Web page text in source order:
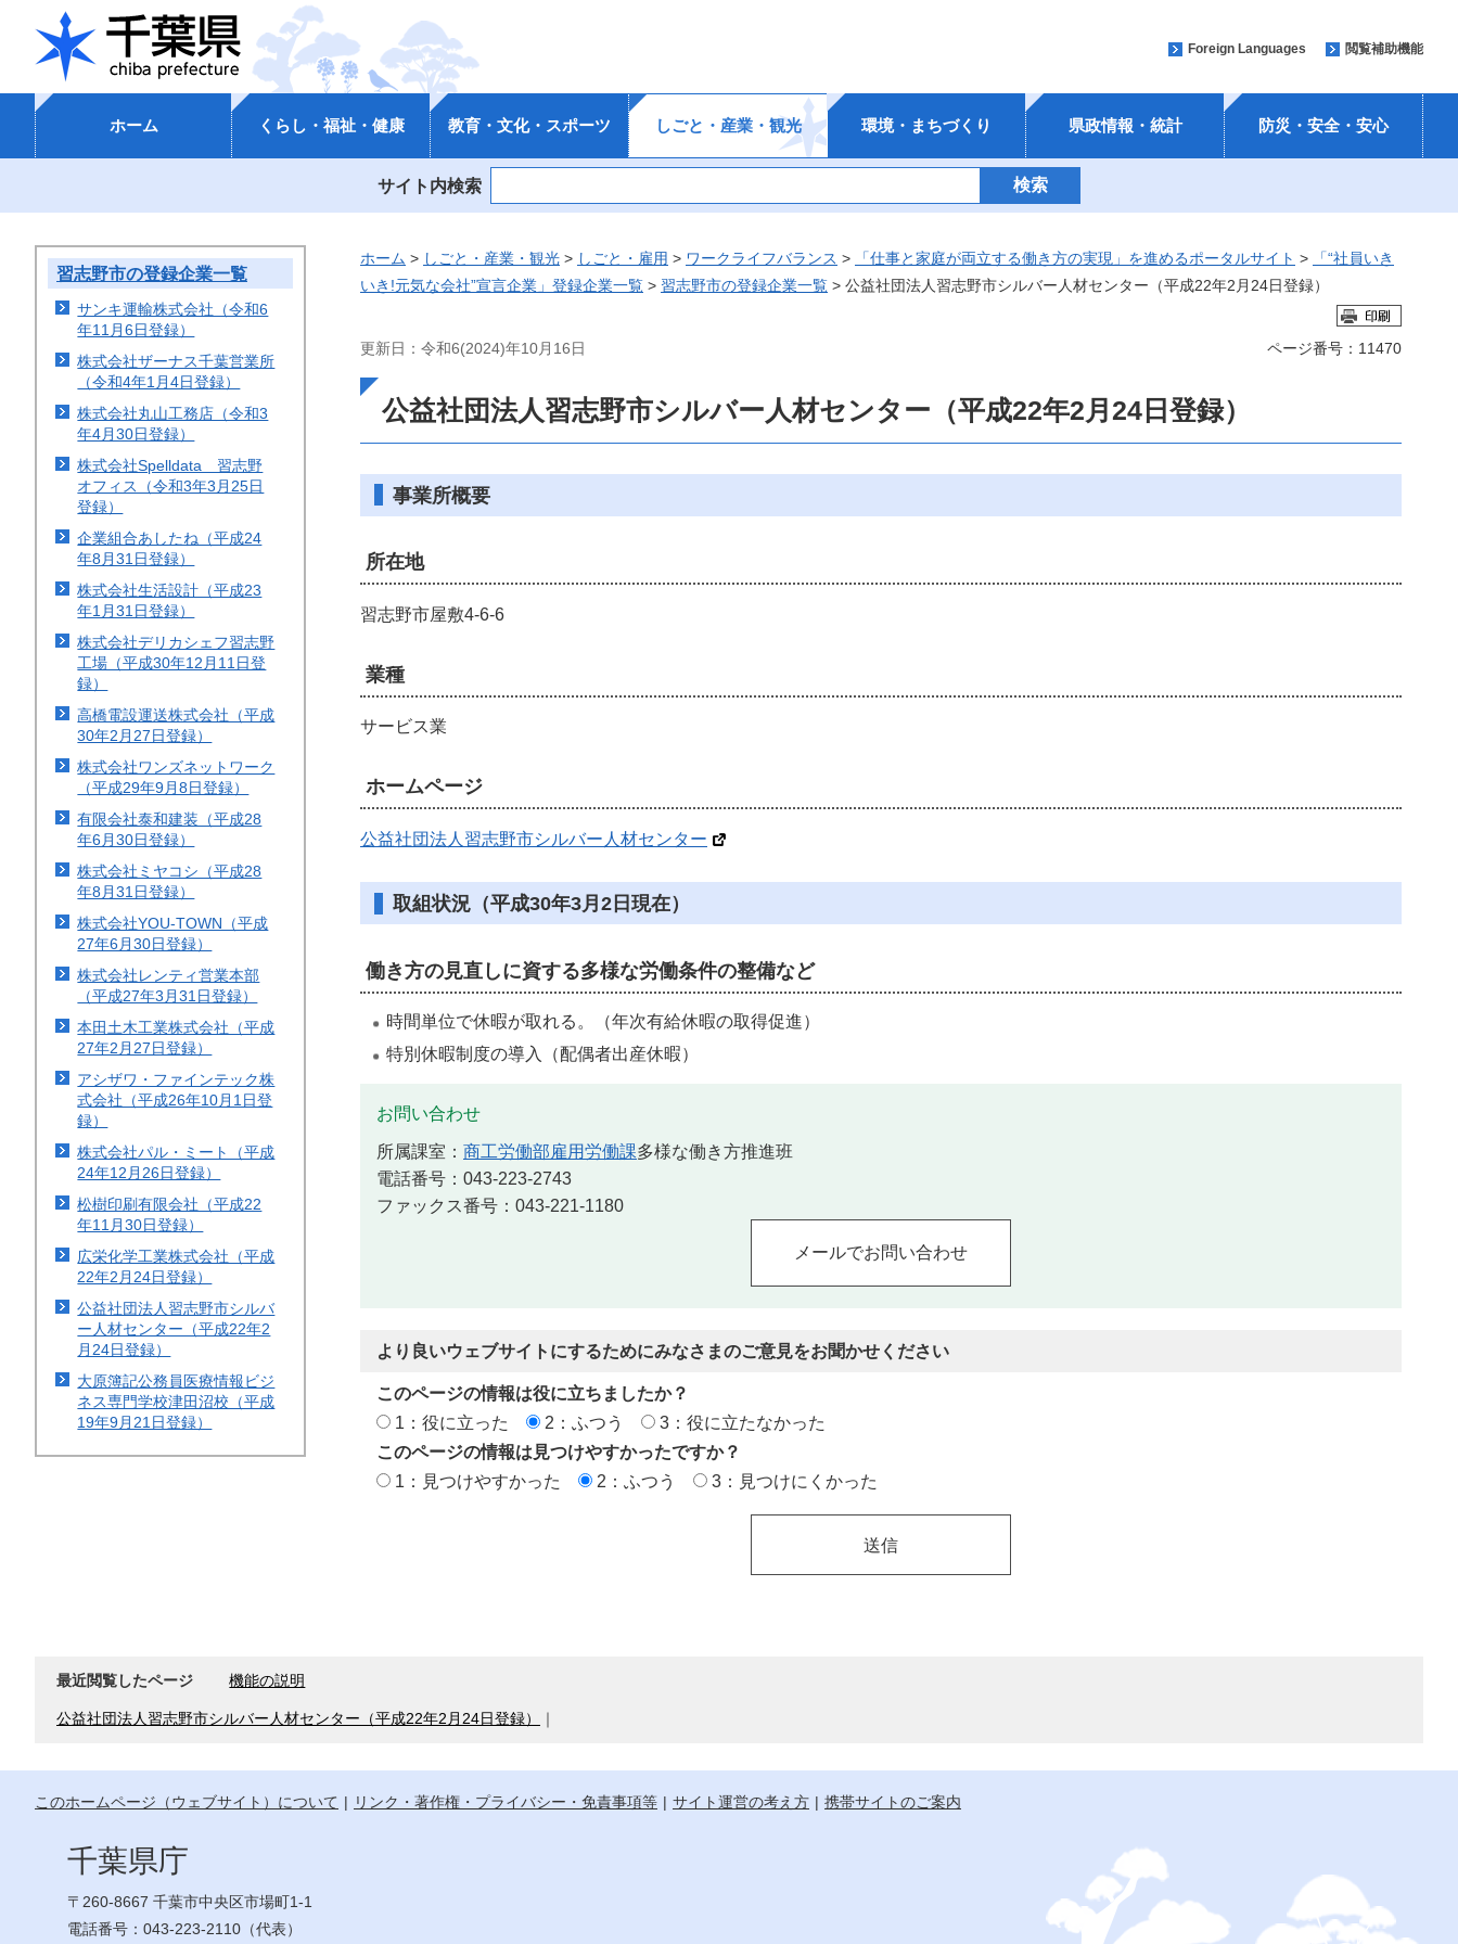
千葉県
Foreign Languages 閲覧補助機能
ホーム くらし・福祉・健康 教育・文化・スポーツ しごと・産業・観光 環境・まちづくり 県政情報・統計 防災・安全・安心
サイト内検索
習志野市の登録企業一覧
サンキ運輸株式会社（令和6
年11月6日登録）
株式会社ザーナス千葉営業所
（令和4年1月4日登録）
株式会社丸山工務店（令和3
年4月30日登録）
株式会社Spelldata 習志野
オフィス（令和3年3月25日
登録）
企業組合あしたね（平成24
年8月31日登録）
株式会社生活設計（平成23
年1月31日登録）
株式会社デリカシェフ習志野
工場（平成30年12月11日登
録）
高橋電設運送株式会社（平成
30年2月27日登録）
株式会社ワンズネットワーク
（平成29年9月8日登録）
有限会社泰和建装（平成28
年6月30日登録）
株式会社ミヤコシ（平成28
年8月31日登録）
株式会社YOU-TOWN（平成
27年6月30日登録）
株式会社レンティ営業本部
（平成27年3月31日登録）
本田土木工業株式会社（平成
27年2月27日登録）
アシザワ・ファインテック株
式会社（平成26年10月1日登
録）
株式会社パル・ミート（平成
24年12月26日登録）
松樹印刷有限会社（平成22
年11月30日登録）
広栄化学工業株式会社（平成
22年2月24日登録）
公益社団法人習志野市シルバ
ー人材センター（平成22年2
月24日登録）
大原簿記公務員医療情報ビジ
ネス専門学校津田沼校（平成
19年9月21日登録）
ホーム > しごと・産業・観光 > しごと・雇用 > ワークライフバランス > 「仕事と家庭が両立する働き方の実現」を進めるポータルサイト >
「“社員いき
いき!元気な会社”宣言企業」登録企業一覧 > 習志野市の登録企業一覧 > 公益社団法人習志野市シルバー人材センター（平成22年2月24日登録）
更新日：令和6(2024)年10月16日 ページ番号：11470
公益社団法人習志野市シルバー人材センター（平成22年2月24日登録）
事業所概要
所在地
習志野市屋敷4-6-6
業種
サービス業
ホームページ
公益社団法人習志野市シルバー人材センター
取組状況（平成30年3月2日現在）
働き方の見直しに資する多様な労働条件の整備など
時間単位で休暇が取れる。（年次有給休暇の取得促進）
特別休暇制度の導入（配偶者出産休暇）
お問い合わせ
所属課室： 商工労働部雇用労働課多様な働き方推進班
電話番号：043-223-2743
ファックス番号：043-221-1180
より良いウェブサイトにするためにみなさまのご意見をお聞かせください
このページの情報は役に立ちましたか？
1：役に立った
2：ふつう
3：役に立たなかった
このページの情報は見つけやすかったですか？
1：見つけやすかった
2：ふつう 3：見つけにくかった
最近閲覧したページ 機能の説明
公益社団法人習志野市シルバー人材センター（平成22年2月24日登録） ｜
このホームページ（ウェブサイト）について リンク・著作権・プライバシー・免責事項等 サイト運営の考え方 携帯サイトのご案内
千葉県庁
〒260-8667 千葉市中央区市場町1-1
電話番号：043-223-2110（代表）